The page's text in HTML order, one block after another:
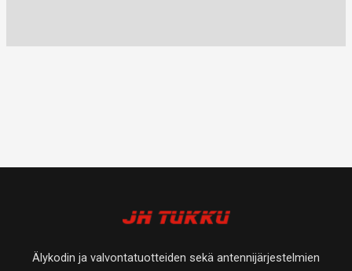
Älykodin ja valvontatuotteiden sekä antennijärjestelmien